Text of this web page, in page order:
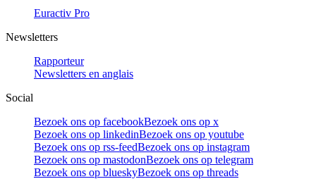
Euractiv Pro
Newsletters
Rapporteur
Newsletters en anglais
Social
Bezoek ons op facebookBezoek ons op x
Bezoek ons op linkedinBezoek ons op youtube
Bezoek ons op rss-feedBezoek ons op instagram
Bezoek ons op mastodonBezoek ons op telegram
Bezoek ons op blueskyBezoek ons op threads